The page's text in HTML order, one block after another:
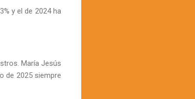
y el de 2024 ha
María Jesús
de 2025 siempre